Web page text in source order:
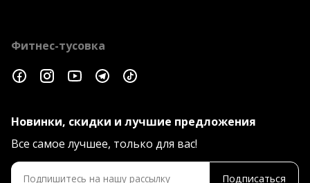
Фитнес-тусовка
Новинки, скидки и лучшие предложения
Все самое лучшее, только для вас!
Подписаться